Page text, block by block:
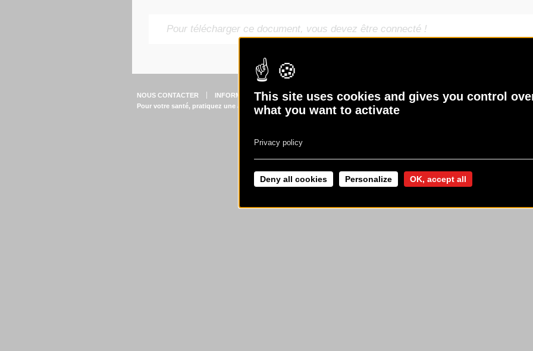
Pour télécharger ce document, vous devez être connecté !
NOUS CONTACTER
INFORMATIONS LÉGALES
Pour votre santé, pratiquez une activité physique régulière
www.mangerbouger.fr
This site uses cookies and gives you control
what you want to activate
OK, accept all
Deny all cookies Personalize
Privacy policy